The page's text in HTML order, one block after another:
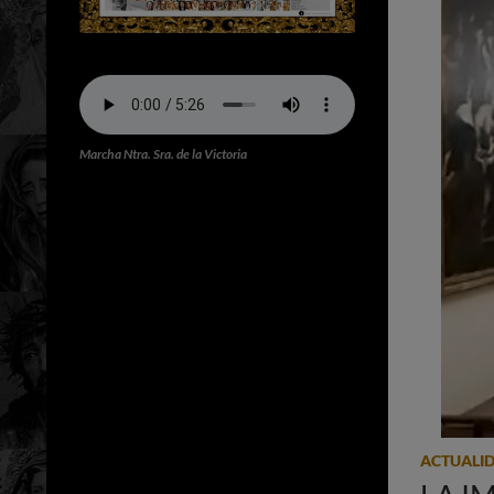
Marcha Ntra. Sra. de la Victoria